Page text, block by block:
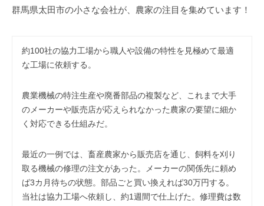
群馬県太田市の小さな会社が、農家の注目を集めています！
約100社の協力工場から職人や設備の特性を見極めて最適
な工場に依頼する。
農業機械の特注生産や廃番部品の複製など、これまで大手
のメーカーや販売店が応えられなかった農家の要望に細か
く対応できる仕組みだ。
最近の一例では、畜産農家から販売店を通じ、飼料を刈り
取る機械の修理の注文があった。メーカーの関係先に頼め
ば3カ月待ちの状態。部品ごと買い換えれば30万円する。
当社は協力工場へ依頼し、約1週間で仕上げた。修理費は数